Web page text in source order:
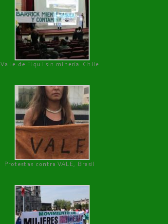
Valle de Elqui sin minería. Chile
Protestas contra VALE, Brasil